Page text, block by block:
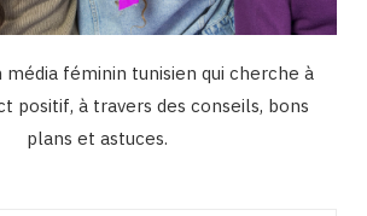
média féminin tunisien qui cherche à
positif, à travers des conseils, bons
plans et astuces.